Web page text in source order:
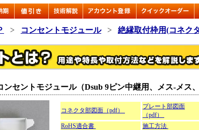
> コンセントモジュール > 絶縁取付枠用(コネク
セントモジュール（Dsub 9ピン中継用、メス-メス
コネクタ部図面（pdf）
プレート部図面
（pdf）
RoHS適合書
施工方法